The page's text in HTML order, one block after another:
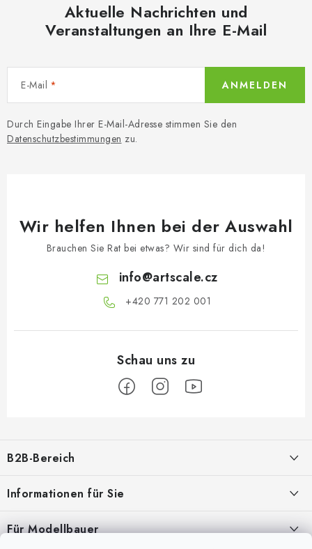
Aktuelle Nachrichten und
Veranstaltungen an Ihre E-Mail
E-Mail
Durch Eingabe Ihrer E-Mail-Adresse stimmen Sie den
Datenschutzbestimmungen zu.
ANMELDEN
Wir helfen Ihnen bei der Auswahl
Brauchen Sie Rat bei etwas? Wir sind für dich da!
info@artscale.cz
+420 771 202 001​
ß
z
e
i
l
B2B-Bereich
Geschäftspartner, die Bereitstellung geeigneter Dienstleistungen und
Informationen für Sie
Für Modellbauer